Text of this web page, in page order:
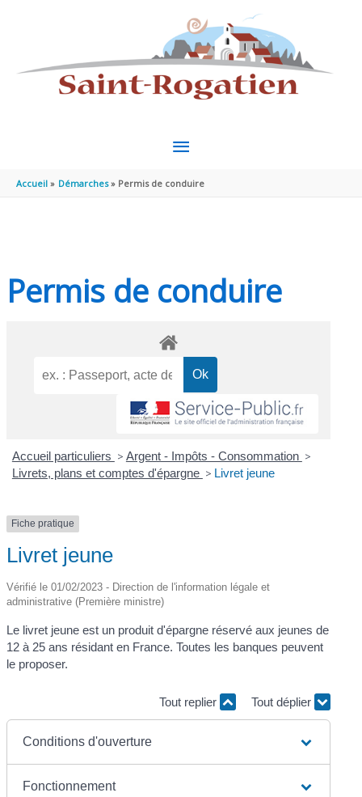
MENU
PRINCIPAL
Accueil Démarches Permis de conduire
Permis de conduire
Accueil particuliers > Argent - Impôts - Consommation >
Livrets, plans et comptes d'épargne > Livret jeune
Fiche pratique
Livret jeune
Vérifié le 01/02/2023 - Direction de l'information légale et
administrative (Première ministre)
Le livret jeune est un produit d'épargne réservé aux jeunes de
12 à 25 ans résidant en France. Toutes les banques peuvent
le proposer.
Tout replier Tout déplier
Conditions d'ouverture
Fonctionnement